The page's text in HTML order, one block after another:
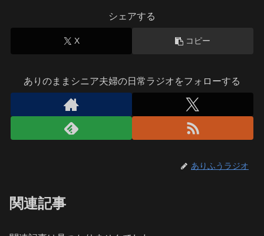
シェアする
X コピー
ありのままシニア夫婦の日常ラジオをフォローする
ありふうラジオ
関連記事